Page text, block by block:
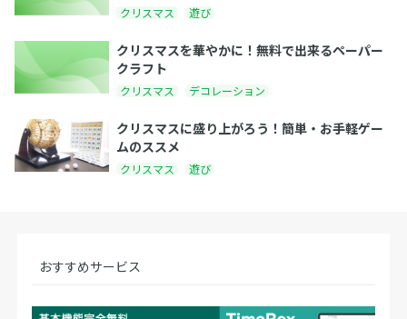
クリスマス 遊び
クリスマスを華やかに！無料で出来るペーパー
クラフト
クリスマス デコレーション
クリスマスに盛り上がろう！簡単・お手軽ゲー
ムのススメ
クリスマス 遊び
おすすめサービス